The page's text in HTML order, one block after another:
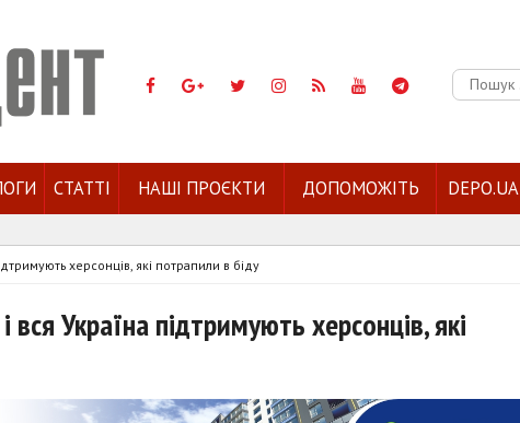
Пошук:
СТАТТІ НАШІ ПРОЄКТИ ДОПОМОЖІТЬ DEPO.UA
херсонців, які потрапили в біду
вся Україна підтримують херсонців, які